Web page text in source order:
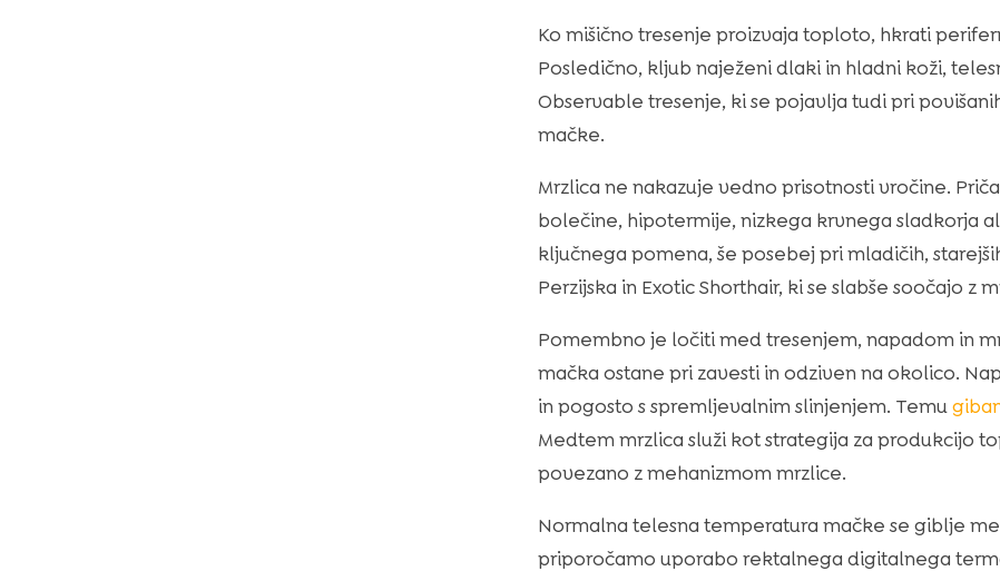
Ko mišično tresenje proizvaja toploto, hkrati
Posledično, kljub naježeni dlaki in hladni koži,
Observable tresenje, ki se pojavlja tudi pri
mačke.
Mrzlica ne nakazuje vedno prisotnosti vročine.
bolečine, hipotermije, nizkega krvnega sladkorja
ključnega pomena, še posebej pri mladičih,
Perzijska in Exotic Shorthair, ki se slabše soočajo z
Pomembno je ločiti med tresenjem, napadom in
mačka ostane pri zavesti in odziven na okolico.
in pogosto s spremljevalnim slinjenjem. Temu
Medtem mrzlica služi kot strategija za produkcijo
povezano z mehanizmom mrzlice.
Normalna telesna temperatura mačke se giblje
priporočamo uporabo rektalnega digitalnega